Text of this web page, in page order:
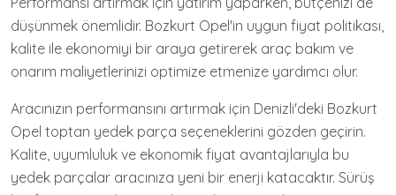
düşünmek önemlidir. Bozkurt Opel'in uygun fiyat politikası,
kalite ile ekonomiyi bir araya getirerek araç bakım ve
onarım maliyetlerinizi optimize etmenize yardımcı olur.
Aracınızın performansını artırmak için Denizli'deki Bozkurt
Opel toptan yedek parça seçeneklerini gözden geçirin.
Kalite, uyumluluk ve ekonomik fiyat avantajlarıyla bu
yedek parçalar aracınıza yeni bir enerji katacaktır. Sürüş